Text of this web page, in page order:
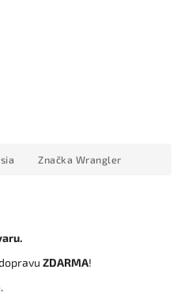
Značka Wrangler
ZDARMA!
.